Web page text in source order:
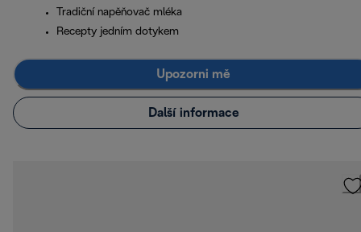
Tradiční napěňovač mléka
Recepty jedním dotykem
Upozorni mě
Další informace